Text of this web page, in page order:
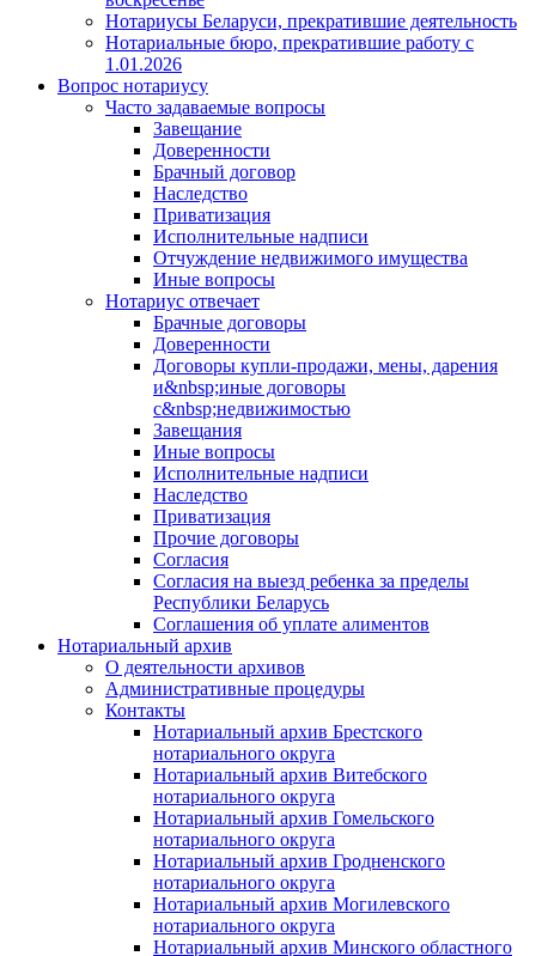
Нотариусы Беларуси, прекратившие деятельность
Нотариальные бюро, прекратившие работу с
1.01.2026
Вопрос нотариусу
Часто задаваемые вопросы
Завещание
Доверенности
Брачный договор
Наследство
Приватизация
Исполнительные надписи
Отчуждение недвижимого имущества
Иные вопросы
Нотариус отвечает
Брачные договоры
Доверенности
Договоры купли-продажи, мены, дарения
и&nbsp;иные договоры
с&nbsp;недвижимостью
Завещания
Иные вопросы
Исполнительные надписи
Наследство
Приватизация
Прочие договоры
Согласия
Согласия на выезд ребенка за пределы
Республики Беларусь
Соглашения об уплате алиментов
Нотариальный архив
О деятельности архивов
Административные процедуры
Контакты
Нотариальный архив Брестского
нотариального округа
Нотариальный архив Витебского
нотариального округа
Нотариальный архив Гомельского
нотариального округа
Нотариальный архив Гродненского
нотариального округа
Нотариальный архив Могилевского
нотариального округа
Нотариальный архив Минского областного